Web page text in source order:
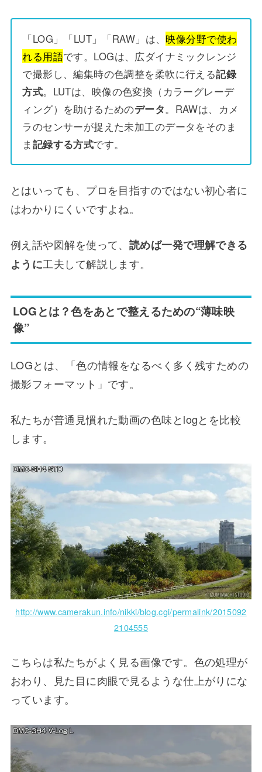
「LOG」「LUT」「RAW」は、映像分野で使わ
れる用語です。LOGは、広ダイナミックレンジ
で撮影し、編集時の色調整を柔軟に行える記録
方式。LUTは、映像の色変換（カラーグレーデ
ィング）を助けるためのデータ。RAWは、カメ
ラのセンサーが捉えた未加工のデータをそのま
ま 記録する方式です。
とはいっても、プロを目指すのではない初心者に
はわかりにくいですよね。
例え話や図解を使って、 読めば一発で理解できる
ように工夫して解説します。
LOGとは？色をあとで整えるための“薄味映
像”
LOGとは、「色の情報をなるべく多く残すための
撮影フォーマット」です。
私たちが普通見慣れた動画の色味とlogとを比較
します。
http://www.camerakun.info/nikki/blog.cgi/permalink/2015092
2104555
こちらは私たちがよく見る画像です。色の処理が
おわり、見た目に肉眼で見るような仕上がりにな
っています。